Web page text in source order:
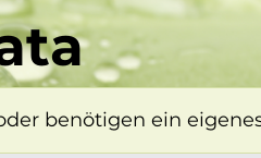
benötigen ein